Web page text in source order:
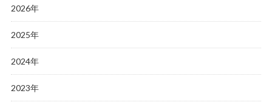
2026年
2025年
2024年
2023年